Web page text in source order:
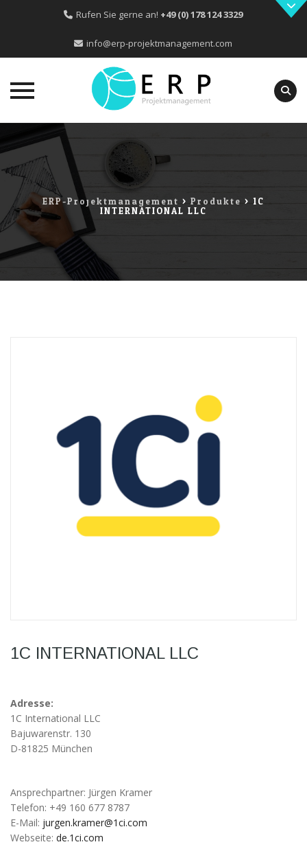
Rufen Sie gerne an! +49 (0) 178 124 3329
info@erp-projektmanagement.com
to
content
ERP-Projektmanagement > Produkte > 1C
INTERNATIONAL LLC
1C INTERNATIONAL LLC
Adresse:
1C International LLC
Bajuwarenstr. 130
D-81825 München
Ansprechpartner: Jürgen Kramer
Telefon: +49 160 677 8787
E-Mail: jurgen.kramer@1ci.com
Webseite: de.1ci.com
Technisch
Statistiken
die Funktionalität
und die Struktur
verbessern. Sie
ermöglichen,
erstellen, wobei
pseudonymisierte
oder
anonymisierte
Daten erfasst